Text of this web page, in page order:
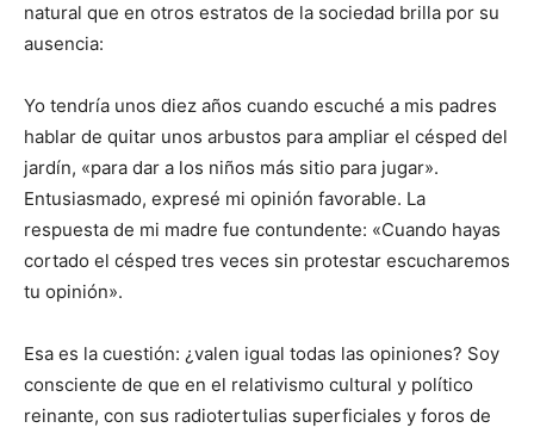
natural que en otros estratos de la sociedad brilla por su
ausencia:
Yo tendría unos diez años cuando escuché a mis padres
hablar de quitar unos arbustos para ampliar el césped del
jardín, «para dar a los niños más sitio para jugar».
Entusiasmado, expresé mi opinión favorable. La
respuesta de mi madre fue contundente: «Cuando hayas
cortado el césped tres veces sin protestar escucharemos
tu opinión».
Esa es la cuestión: ¿valen igual todas las opiniones? Soy
consciente de que en el relativismo cultural y político
reinante, con sus radiotertulias superficiales y foros de